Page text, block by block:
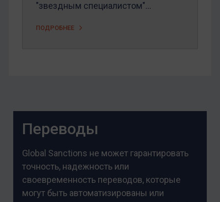
"звездным специалистом"...
ПОДРОБНЕЕ
Переводы
Global Sanctions не может гарантировать
точность, надежность или
своевременность переводов, которые
могут быть автоматизированы или